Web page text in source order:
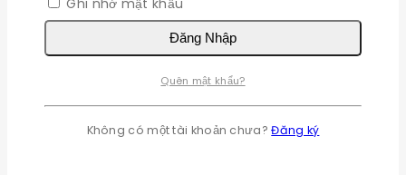
Mật khẩu *
buộc
Ghi nhớ mật khẩu
Đăng Nhập
Shipping policy
Đăng Nhập
Quên mật khẩu?
Không có một tài khoản chưa?Đăng ký